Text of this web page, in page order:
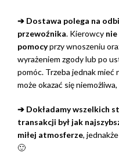
➔ Dostawa polega na
przewoźnika. Kierowcy
pomocyprzy wnoszeniu
wyrażeniem zgody lub po
pomóc. Trzeba jednak mieć
może okazać się
➔ Dokładamy wszelkich
transakcji był jak
miłej atmosferze,
🙂